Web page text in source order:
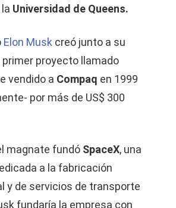
Universidad de Queens.
Elon Musk creó junto a su
primer proyecto llamado
vendido a Compaq en 1999
por más de US$ 300
magnate fundó SpaceX, una
a la fabricación
y de servicios de transporte
fundaría la empresa con